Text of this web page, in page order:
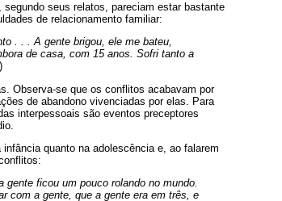
seus relatos, pareciam estar bastante
de relacionamento familiar:
. . . A gente brigou, ele me bateu,
de casa, com 15 anos. Sofri tanto a
Observa-se que os conflitos acabavam por
de abandono vivenciadas por elas. Para
interpessoais são eventos preceptores
quanto na adolescência e, ao falarem
ficou um pouco rolando no mundo.
com a gente, que a gente era em três, e